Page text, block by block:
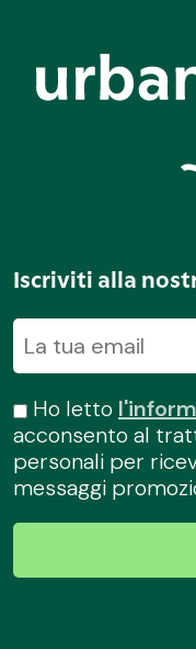
Iscriviti alla
Ho letto
acconsento al
personali per
messaggi